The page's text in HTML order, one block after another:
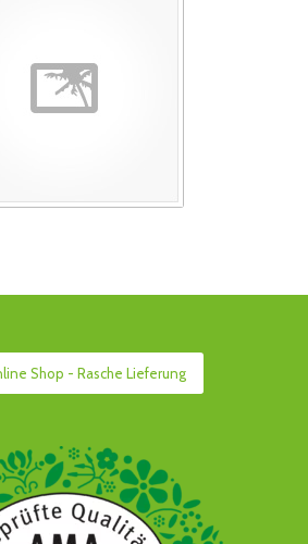
Shop - Rasche Lieferung